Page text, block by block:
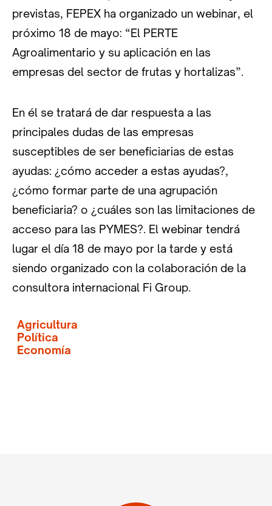
previstas, FEPEX ha organizado un webinar, el
próximo 18 de mayo: “El PERTE
Agroalimentario y su aplicación en las
empresas del sector de frutas y hortalizas”.
En él se tratará de dar respuesta a las
principales dudas de las empresas
susceptibles de ser beneficiarias de estas
ayudas: ¿cómo acceder a estas ayudas?,
¿cómo formar parte de una agrupación
beneficiaria? o ¿cuáles son las limitaciones de
acceso para las PYMES?. El webinar tendrá
lugar el día 18 de mayo por la tarde y está
siendo organizado con la colaboración de la
consultora internacional Fi Group.
Agricultura
Política
Economía